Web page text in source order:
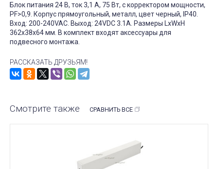
Блок питания 24 В, ток 3,1 А, 75 Вт, с корректором мощности,
PF>0,9. Корпус прямоугольный, металл, цвет черный, IP40.
Вход: 200-240VAC. Выход: 24VDC 3.1A. Размеры LxWxH
362x38x64 мм. В комплект входят аксессуары для
подвесного монтажа.
РАССКАЗАТЬ ДРУЗЬЯМ!
Смотрите также СРАВНИТЬ ВСЕ